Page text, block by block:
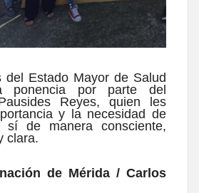
del Estado Mayor de Salud
ponencia por parte del
Reyes, quien les
y la necesidad de
de manera consciente,
clara.
de Mérida / Carlos